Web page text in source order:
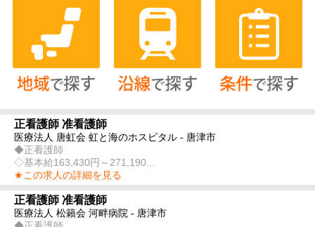
正看護師 准看護師
医療法人 唐虹会 虹と海のホスピタル - 唐津市
◆正看護師
◇基本給163,430円～271,190...
★この求人の詳細を見る
正看護師 准看護師
医療法人 松籟会 河畔病院 - 唐津市